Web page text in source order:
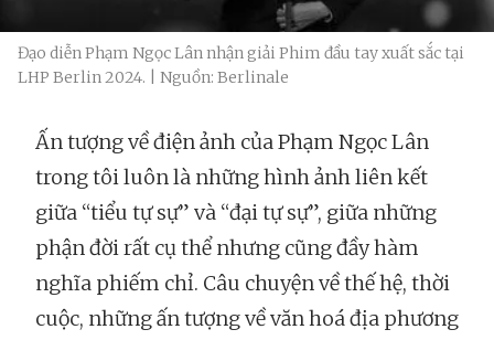
Đạo diễn Phạm Ngọc Lân nhận giải Phim đầu tay xuất sắc tại
LHP Berlin 2024. | Nguồn: Berlinale
Ấn tượng về điện ảnh của Phạm Ngọc Lân
trong tôi luôn là những hình ảnh liên kết
giữa “tiểu tự sự” và “đại tự sự”, giữa những
phận đời rất cụ thể nhưng cũng đầy hàm
nghĩa phiếm chỉ. Câu chuyện về thế hệ, thời
cuộc, những ấn tượng về văn hoá địa phương